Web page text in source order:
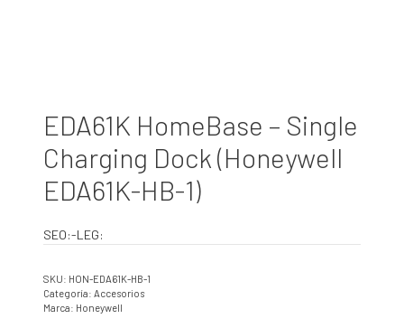
EDA61K HomeBase – Single
Charging Dock (Honeywell
EDA61K-HB-1)
SEO:-LEG:
SKU: HON-EDA61K-HB-1
Categoría: Accesorios
Marca: Honeywell